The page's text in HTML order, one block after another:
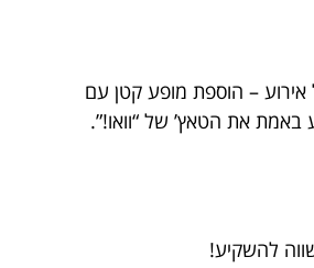
– הוספת מופע קטן עם
את הטאץ’ של “וואו!”.
להשקיע!